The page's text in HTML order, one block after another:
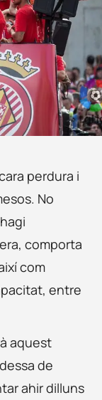
perdura i
No
comporta
com
entre
aquest
de
ahir dilluns